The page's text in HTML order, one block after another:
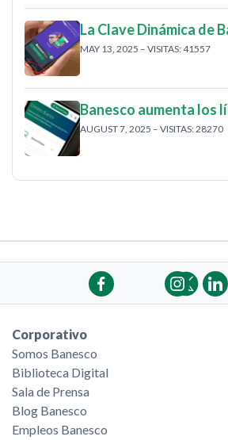
La Clave Dinámica de
MAY 13, 2025 – VISITAS: 41557
Banesco aumenta los
AUGUST 7, 2025 – VISITAS: 28270
Corporativo
Somos Banesco
Biblioteca Digital
Sala de Prensa
Blog Banesco
Empleos Banesco